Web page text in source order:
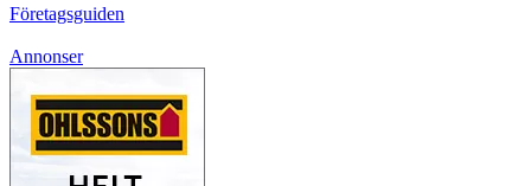
Företagsguiden
Annonser